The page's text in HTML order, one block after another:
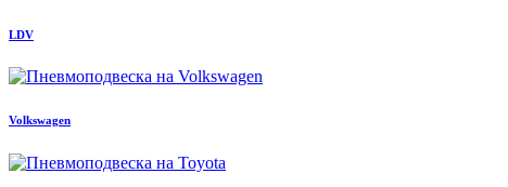
LDV
Volkswagen